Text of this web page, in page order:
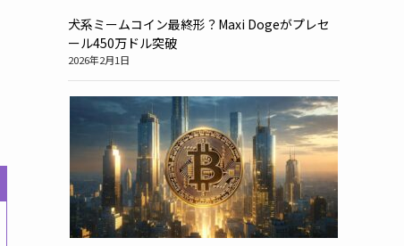
犬系ミームコイン最終形？Maxi Dogeがプレセ
ール450万ドル突破
2026年2月1日